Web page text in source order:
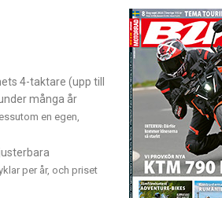
4-taktare (upp till
många år
en egen,
per år, och priset